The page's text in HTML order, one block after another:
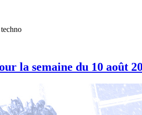
la semaine du 10 août